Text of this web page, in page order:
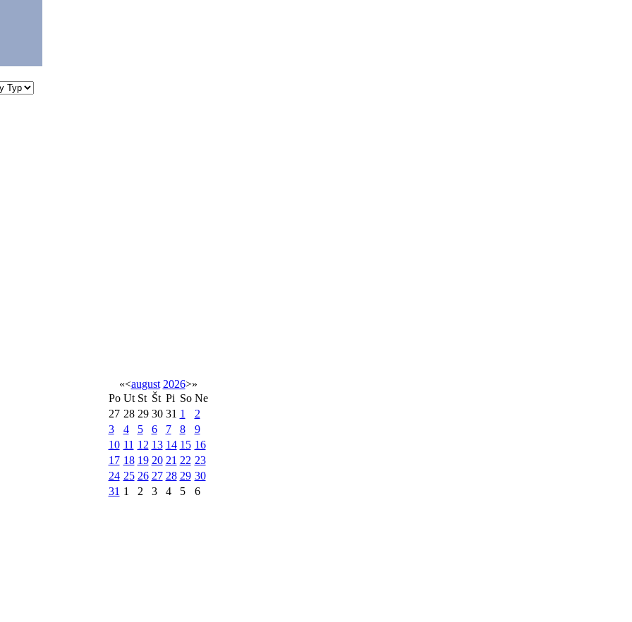
«<august 2026>»
Po Ut St Št Pi So Ne
27 28 29 30 31 1
2
3
4 5 6 7 8
9
10 11 12 13 14 15 16
17 18 19 20 21 22 23
24 25 26 27 28 29 30
31 1 2 3 4 5 6